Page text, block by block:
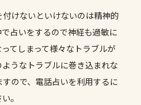
けないといけないのは精神的
占いをするので神経も過敏に
てしまって様々なトラブルが
うなトラブルに巻き込まれな
ので、電話占いを利用するに
。